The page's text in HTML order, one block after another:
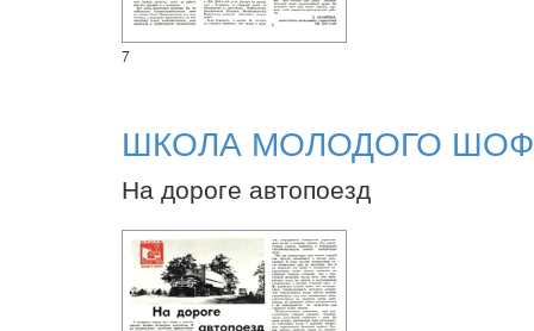
7
ШКОЛА МОЛОДОГО
На дороге автопоезд